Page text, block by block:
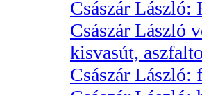
Császár
Császár László
kisvasút,
Császár László: